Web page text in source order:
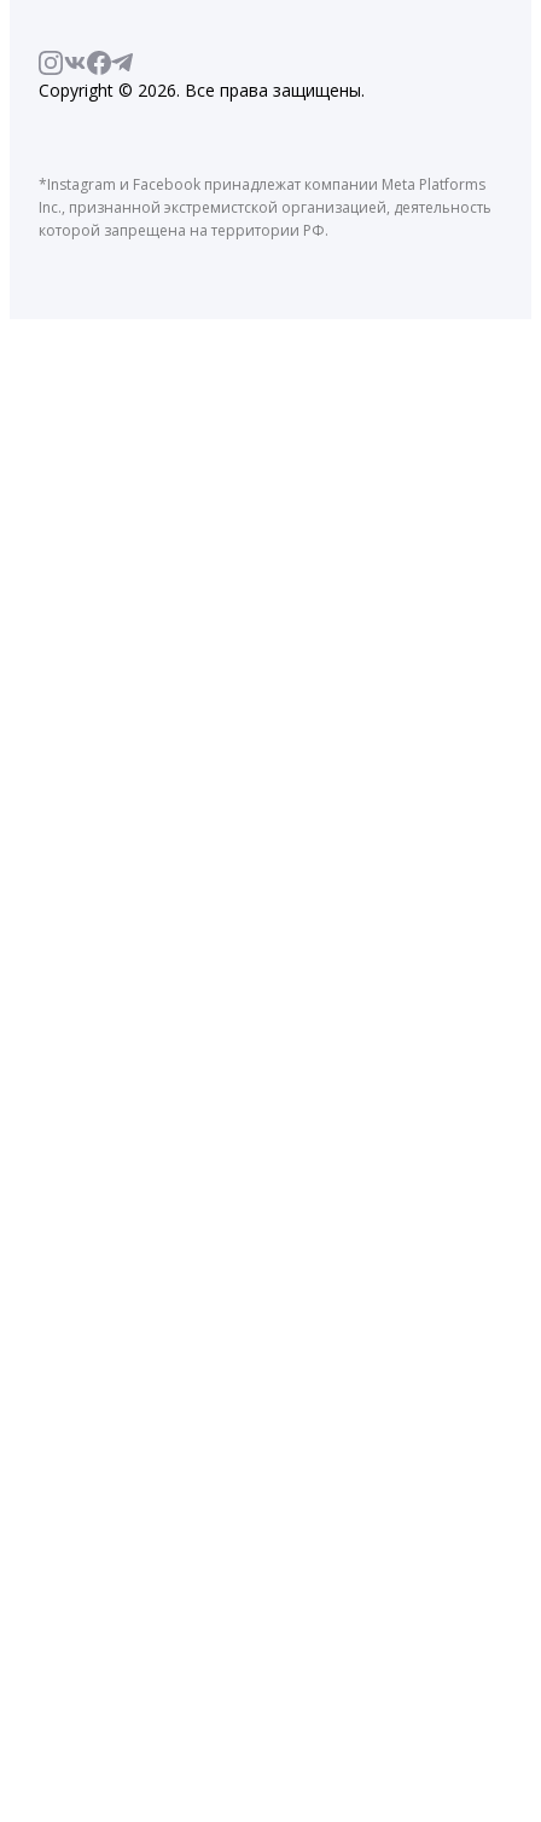
Copyright © 2026. Все права защищены.
*Instagram и Facebook принадлежат компании Meta Platforms
Inc., признанной экстремистской организацией, деятельность
которой запрещена на территории РФ.